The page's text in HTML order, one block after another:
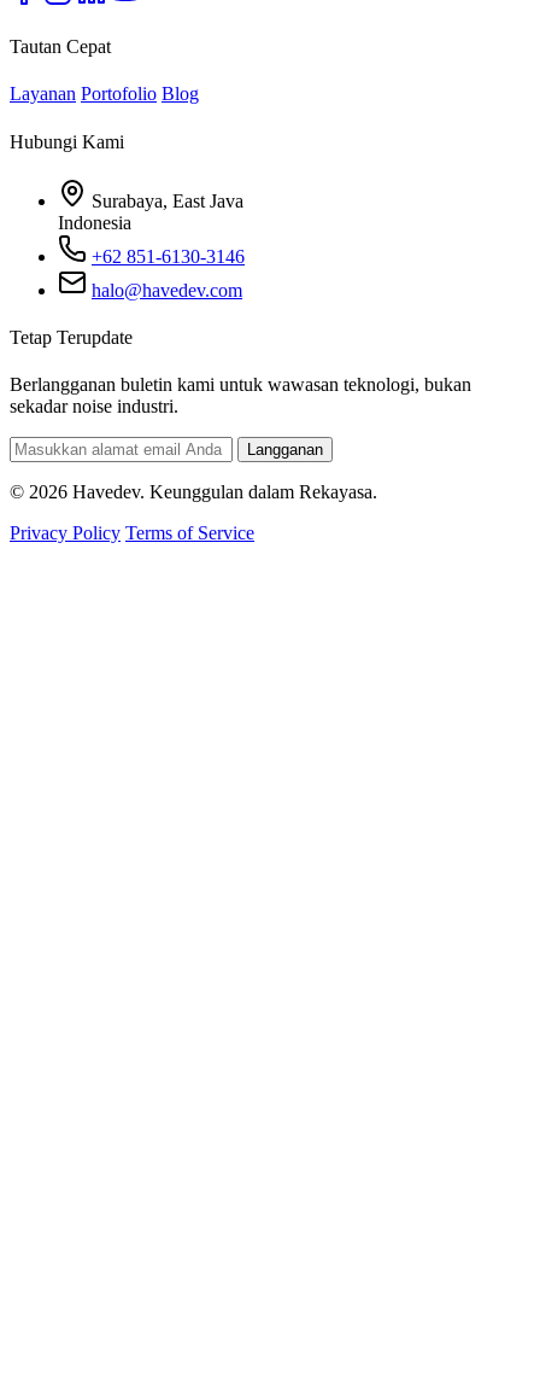
Tautan Cepat
Layanan Portofolio Blog
Hubungi Kami
Surabaya, East Java
Indonesia
+62 851-6130-3146
halo@havedev.com
Tetap Terupdate
Berlangganan buletin kami untuk wawasan teknologi, bukan
sekadar noise industri.
Langganan
© 2026 Havedev. Keunggulan dalam Rekayasa.
Privacy Policy Terms of Service